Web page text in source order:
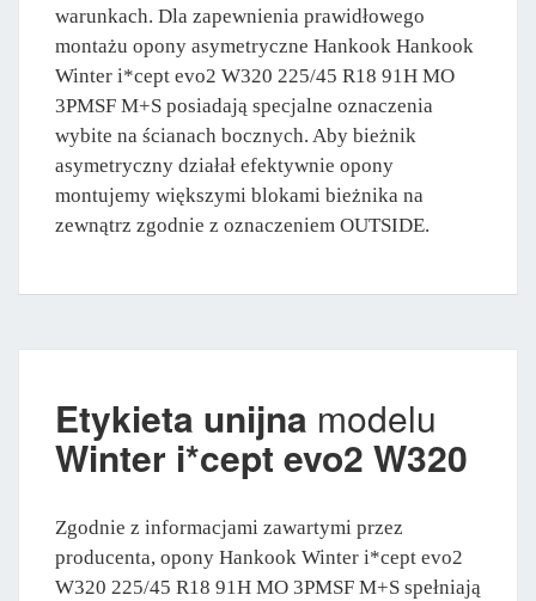
warunkach. Dla zapewnienia prawidłowego
montażu opony asymetryczne Hankook Hankook
Winter i*cept evo2 W320 225/45 R18 91H MO
3PMSF M+S posiadają specjalne oznaczenia
wybite na ścianach bocznych. Aby bieżnik
asymetryczny działał efektywnie opony
montujemy większymi blokami bieżnika na
zewnątrz zgodnie z oznaczeniem OUTSIDE.
Etykieta unijna modelu
Winter i*cept evo2 W320
Zgodnie z informacjami zawartymi przez
producenta, opony Hankook Winter i*cept evo2
W320 225/45 R18 91H MO 3PMSF M+S spełniają